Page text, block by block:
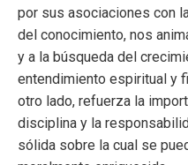
por sus asociaciones con
del conocimiento, nos
y a la búsqueda del
entendimiento espiritual y
otro lado, refuerza la
disciplina y la
sólida sobre la cual se